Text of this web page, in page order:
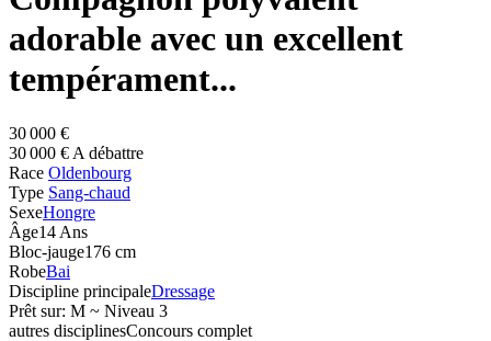
adorable avec un excellent
tempérament...
30 000 €
30 000 € A débattre
Race Oldenbourg
Type Sang-chaud
SexeHongre
Âge14 Ans
Bloc-jauge176 cm
RobeBai
Discipline principaleDressage
Prêt sur: M ~ Niveau 3
autres disciplinesConcours complet